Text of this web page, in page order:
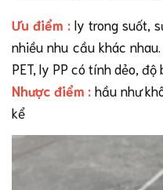
Ưu điểm : ly trong suốt,
nhiều nhu cầu khác
PET, ly PP có tính dẻo, độ
Nhược điểm : hầu như
kể